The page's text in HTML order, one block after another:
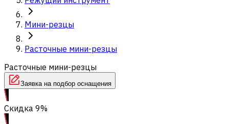
Мини-резцы
Расточные мини-резцы
Расточные мини-резцы
Заявка на подбор оснащения
Скидка 9%